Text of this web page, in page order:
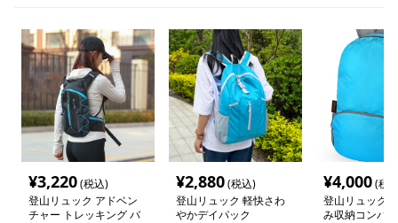
¥3,220(税込)
登山リュック アドベン
チャー トレッキング バ
¥2,880(税込)
登山リュック 軽快さわ
やかデイパック
¥4,000(税
登山リュック
み収納コンパ